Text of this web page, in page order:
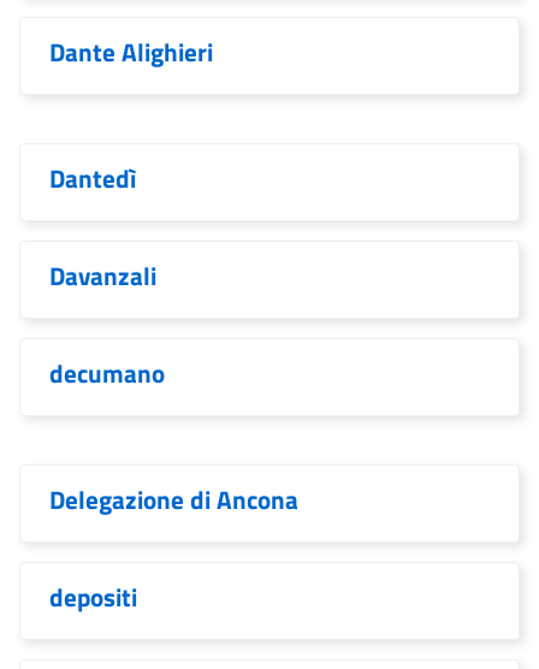
Dante Alighieri
Dantedì
Davanzali
decumano
Delegazione di Ancona
depositi